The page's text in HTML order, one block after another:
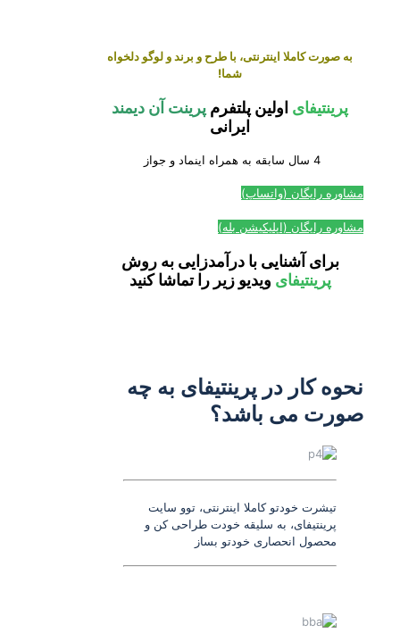
به صورت کاملا اینترنتی، با طرح و برند و لوگو دلخواه
شما!
پرینتیفای اولین پلتفرم پرینت آن دیمند
ایرانی
4 سال سابقه به همراه اینماد و جواز
مشاوره رایگان (واتساپ)
مشاوره رایگان (اپلیکیشن بله)
برای آشنایی با درآمدزایی به روش
پرینتیفای ویدیو زیر را تماشا کنید
نحوه کار در پرینتیفای به چه
صورت می باشد؟
تیشرت خودتو کاملا اینترنتی، توو سایت
پرینتیفای، به سلیقه خودت طراحی کن و
محصول انحصاری خودتو بساز